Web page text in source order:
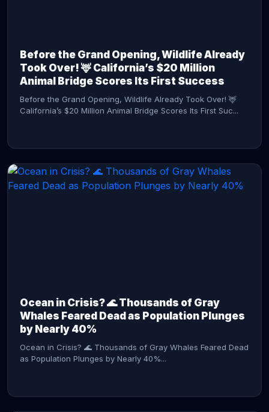
Before the Grand Opening, Wildlife Already
Took Over! 🦌 California’s $20 Million
Animal Bridge Scores Its First Success
Before the Grand Opening, Wildlife Already Took Over! 🦌
California’s $20 Million Animal Bridge Scores Its First Suc...
Ocean in Crisis? 🌊 Thousands of Gray
Whales Feared Dead as Population Plunges
by Nearly 40%
Ocean in Crisis? 🌊 Thousands of Gray Whales Feared Dead
as Population Plunges by Nearly 40%...